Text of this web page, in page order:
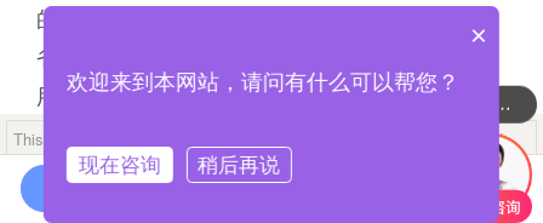
的额外需求，多功能特性让农作成本效益更高、
省下耕作时间。此外，曳引机的强大拉动力和耐
用性，很适合操作高负重任务，在正常传动下平
稳的运行。
堤摩讯 (TiMOTION)的工业系列电动线性推杆和
This mobile site is designed for compatibility with iOS 8.0+ or Android
5.0+ devices.
可以介绍下你们的产品么
×
欢迎来到本网站，请问有什么可以帮您？
现在咨询
稍后再说
在线咨询